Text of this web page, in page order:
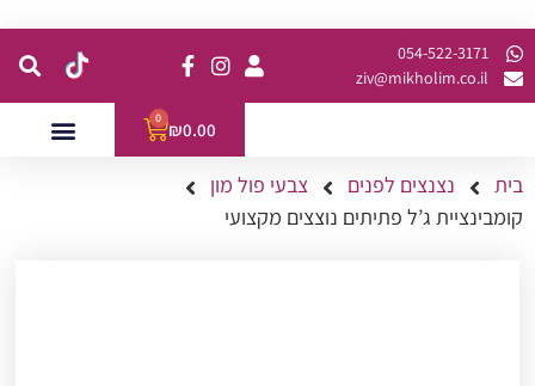
054-522-3171⁩
ziv@mikholim.co.il
₪0.00
0
בית נצנצים לפנים
צבעי פול מון
קומבינציית ג’ל פתיתים נוצצים מקצועי